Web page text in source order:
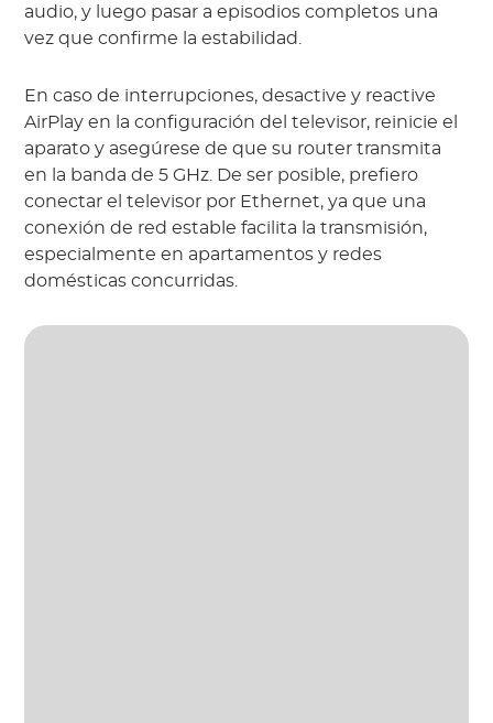
audio, y luego pasar a episodios completos una
vez que confirme la estabilidad.
En caso de interrupciones, desactive y reactive
AirPlay en la configuración del televisor, reinicie el
aparato y asegúrese de que su router transmita
en la banda de 5 GHz. De ser posible, prefiero
conectar el televisor por Ethernet, ya que una
conexión de red estable facilita la transmisión,
especialmente en apartamentos y redes
domésticas concurridas.